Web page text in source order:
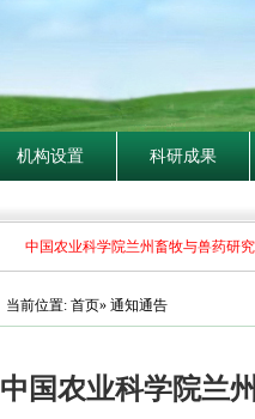
机构设置 科研成果
中国农业科学院兰州畜牧与兽药研究
当前位置: 首页» 通知通告
中国农业科学院兰